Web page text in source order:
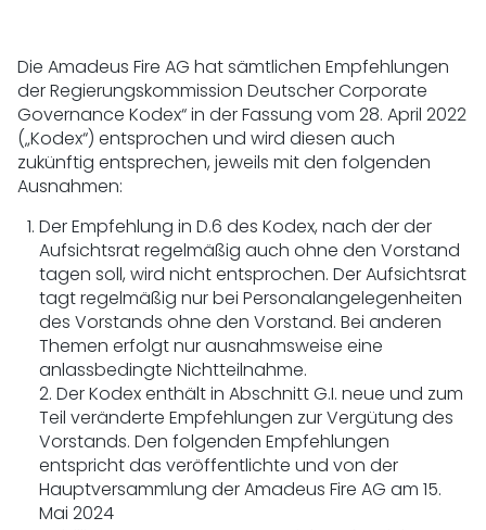
Die Amadeus Fire AG hat sämtlichen Empfehlungen
der Regierungskommission Deutscher Corporate
Governance Kodex“ in der Fassung vom 28. April 2022
(„Kodex“) entsprochen und wird diesen auch
zukünftig entsprechen, jeweils mit den folgenden
Ausnahmen:
Der Empfehlung in D.6 des Kodex, nach der der
Aufsichtsrat regelmäßig auch ohne den Vorstand
tagen soll, wird nicht entsprochen. Der Aufsichtsrat
tagt regelmäßig nur bei Personalangelegenheiten
des Vorstands ohne den Vorstand. Bei anderen
Themen erfolgt nur ausnahmsweise eine
anlassbedingte Nichtteilnahme.
2. Der Kodex enthält in Abschnitt G.I. neue und zum
Teil veränderte Empfehlungen zur Vergütung des
Vorstands. Den folgenden Empfehlungen
entspricht das veröffentlichte und von der
Hauptversammlung der Amadeus Fire AG am 15.
Mai 2024